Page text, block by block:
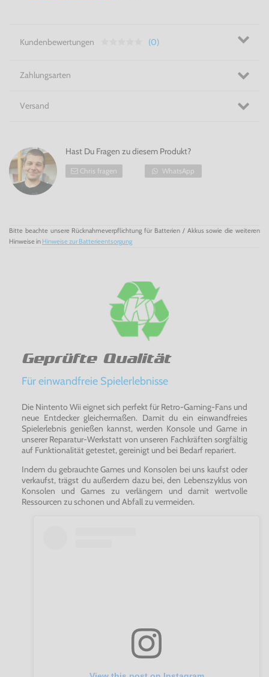
Kundenbewertungen (0)
Zahlungsarten
Versand
Hast Du Fragen zu diesem Produkt?
Chris fragen WhatsApp
Bitte beachte unsere Rücknahmeverpflichtung für Batterien / Akkus sowie die weiteren
Hinweise in Hinweise zur Batterieentsorgung
Geprüfte Qualität
Für einwandfreie Spielerlebnisse
Die Nintento Wii eignet sich perfekt für Retro-Gaming-Fans und
neue Entdecker gleichermaßen. Damit du ein einwandfreies
Spielerlebnis genießen kannst, werden Konsole und Game in
unserer Reparatur-Werkstatt von unseren Fachkräften sorgfältig
auf Funktionalität getestet, gereinigt und bei Bedarf repariert.
Indem du gebrauchte Games und Konsolen bei uns kaufst oder
verkaufst, trägst du außerdem dazu bei, den Lebenszyklus von
Konsolen und Games zu verlängern und damit wertvolle
Ressourcen zu schonen und Abfall zu vermeiden.